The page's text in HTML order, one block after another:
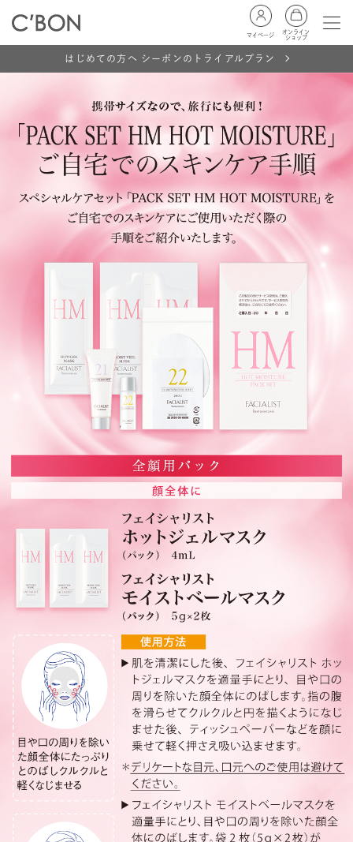
マイページ
オンライン
ショップ
はじめての方へ シーボンのトライアルプラン